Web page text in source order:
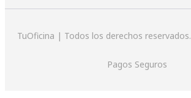
TuOficina | Todos los derechos reservados.
Pagos Seguros